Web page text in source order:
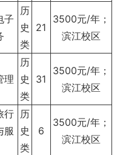
子
历
史
类
21
3500元/年；
滨江校区
理
历
史
类
31
3500元/年；
滨江校区
行
服
历
史
类
6
3500元/年；
滨江校区